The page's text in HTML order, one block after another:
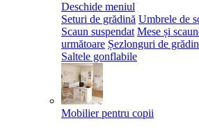
Deschide meniul
Seturi de grădină Umbrele de
Scaun suspendat Mese și
următoare Șezlonguri de
Saltele gonflabile
Mobilier pentru copii